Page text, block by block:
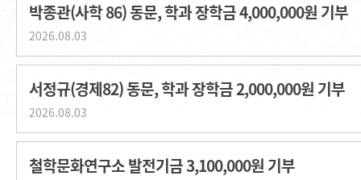
박종관(사학 86) 동문, 학과 장학금 4,000,000원 기부
2026.08.03
서정규(경제82) 동문, 학과 장학금 2,000,000원 기부
2026.08.03
철학문화연구소 발전기금 3,100,000원 기부